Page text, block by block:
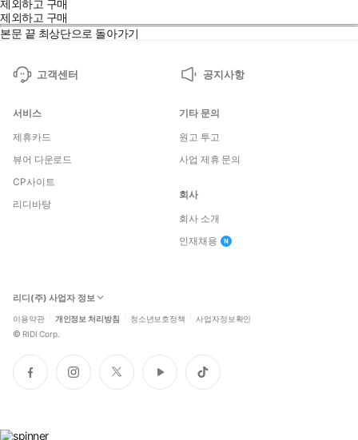
제외하고 구매
제외하고 구매
본문 끝 최상단으로 돌아가기
고객센터 공지사항
서비스
제휴카드
뷰어 다운로드
CP사이트
리디바탕
기타 문의
원고 투고
사업 제휴 문의
회사
회사 소개
인재채용
리디(주) 사업자 정보
이용약관 개인정보 처리방침 청소년보호정책 사업자정보확인
© RIDI Corp.
페
이
인
스
트
위
유
튜
틱
톡